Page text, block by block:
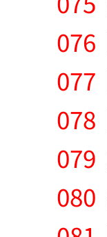
076
077
078
079
080